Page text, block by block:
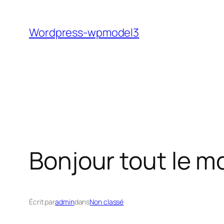
contenu
Wordpress-wpmodel3
Bonjour tout le
Écrit paradmindansNon classé